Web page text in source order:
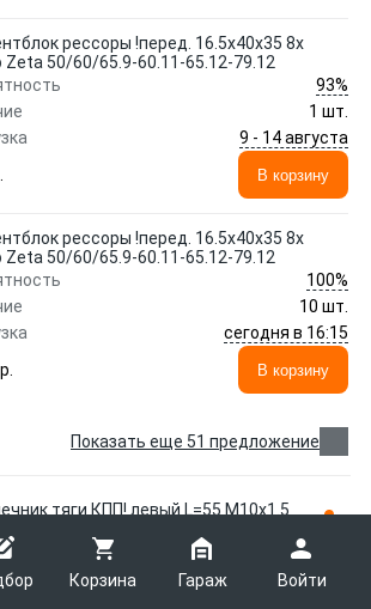
Корзина Гараж Войти
рессоры !перед. 16.5x40x35 8x
Zeta 50/60/65.9-60.11-65.12-79.12
93%
1 шт.
9 - 14 августа
В корзину
рессоры !перед. 16.5x40x35 8x
Zeta 50/60/65.9-60.11-65.12-79.12
100%
10 шт.
сегодня в 16:15
В корзину
Показать еще 51 предложение
тяги КПП! левый L=55 M10x1.5
914247 EMMERRE